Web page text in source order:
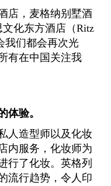
店，麦格纳别墅酒
文化东方酒店（Ritz
我们都会再次光
有在中国关注我
体验。
人造型师以及化妆
内服务，化妆师为
行了化妆。英格列
流行趋势，令人印